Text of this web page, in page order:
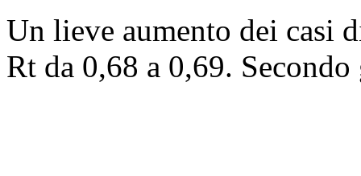
Un lieve aumento dei casi
Rt da 0,68 a 0,69.